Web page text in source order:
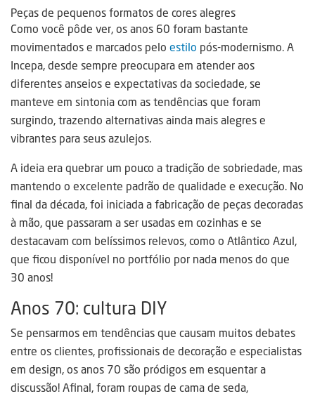
Peças de pequenos formatos de cores alegres
Como você pôde ver, os anos 60 foram bastante
movimentados e marcados pelo estilo pós-modernismo. A
Incepa, desde sempre preocupara em atender aos
diferentes anseios e expectativas da sociedade, se
manteve em sintonia com as tendências que foram
surgindo, trazendo alternativas ainda mais alegres e
vibrantes para seus azulejos.
A ideia era quebrar um pouco a tradição de sobriedade, mas
mantendo o excelente padrão de qualidade e execução. No
final da década, foi iniciada a fabricação de peças decoradas
à mão, que passaram a ser usadas em cozinhas e se
destacavam com belíssimos relevos, como o Atlântico Azul,
que ficou disponível no portfólio por nada menos do que
30 anos!
Anos 70: cultura DIY
Se pensarmos em tendências que causam muitos debates
entre os clientes, profissionais de decoração e especialistas
em design, os anos 70 são pródigos em esquentar a
discussão! Afinal, foram roupas de cama de seda,